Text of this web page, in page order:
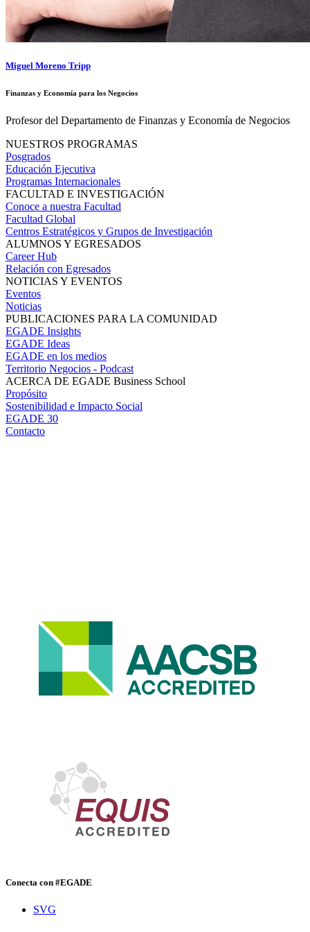
Miguel Moreno Tripp
Finanzas y Economía para los Negocios
Profesor del Departamento de Finanzas y Economía de Negocios
NUESTROS PROGRAMAS
Posgrados
Educación Ejecutiva
Programas Internacionales
FACULTAD E INVESTIGACIÓN
Conoce a nuestra Facultad
Facultad Global
Centros Estratégicos y Grupos de Investigación
ALUMNOS Y EGRESADOS
Career Hub
Relación con Egresados
NOTICIAS Y EVENTOS
Eventos
Noticias
PUBLICACIONES PARA LA COMUNIDAD
EGADE Insights
EGADE Ideas
EGADE en los medios
Territorio Negocios - Podcast
ACERCA DE EGADE Business School
Propósito
Sostenibilidad e Impacto Social
EGADE 30
Contacto
Conecta con #EGADE
SVG